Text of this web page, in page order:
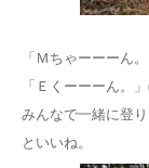
「Ｍちゃーーーん
「Ｅくーーーん。
みんなで一緒に登
といいね。